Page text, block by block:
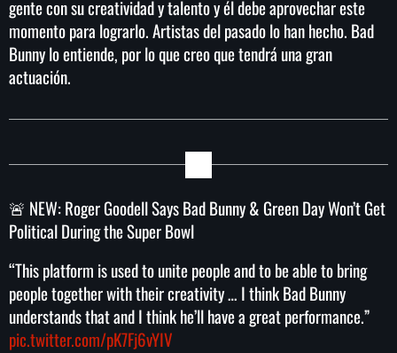
planes de reforma
México vs Panamá Sub-20: dónde ver y a
gente con su creatividad y talento y él debe aprovechar este
momento para lograrlo. Artistas del pasado lo han hecho. Bad
Bunny lo entiende, por lo que creo que tendrá una gran
actuación.
🚨 NEW: Roger Goodell Says Bad Bunny & Green Day Won’t Get
Political During the Super Bowl
“This platform is used to unite people and to be able to bring
people together with their creativity … I think Bad Bunny
understands that and I think he’ll have a great performance.”
pic.twitter.com/pK7Fj6vYIV